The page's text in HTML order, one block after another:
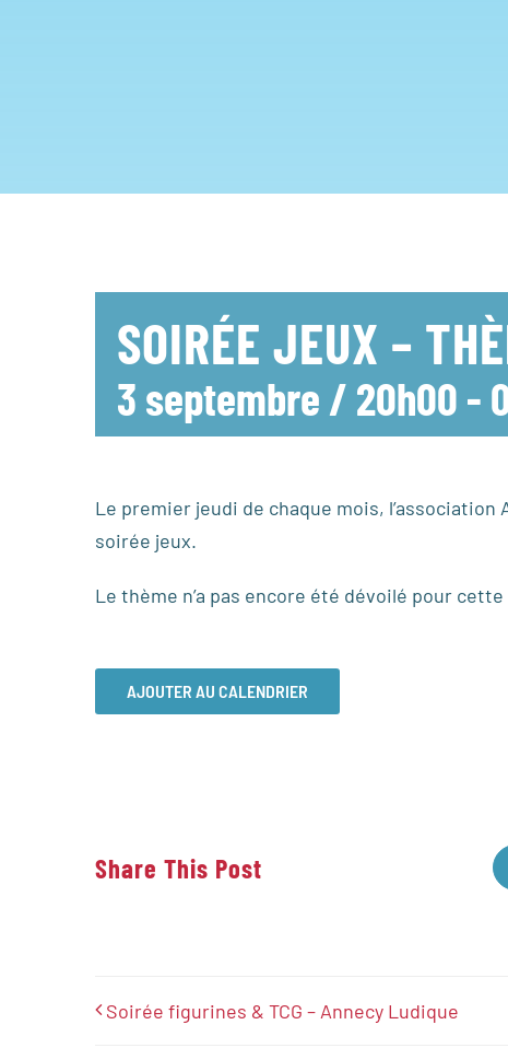
SOIRÉE JEUX –
3 septembre / 20h00 -
Le premier jeudi de chaque mois,
soirée jeux.
Le thème n’a pas encore été dévoilé pour cette
AJOUTER AU CALENDRIER
Share This Post
Soirée figurines & TCG – Annecy Ludique